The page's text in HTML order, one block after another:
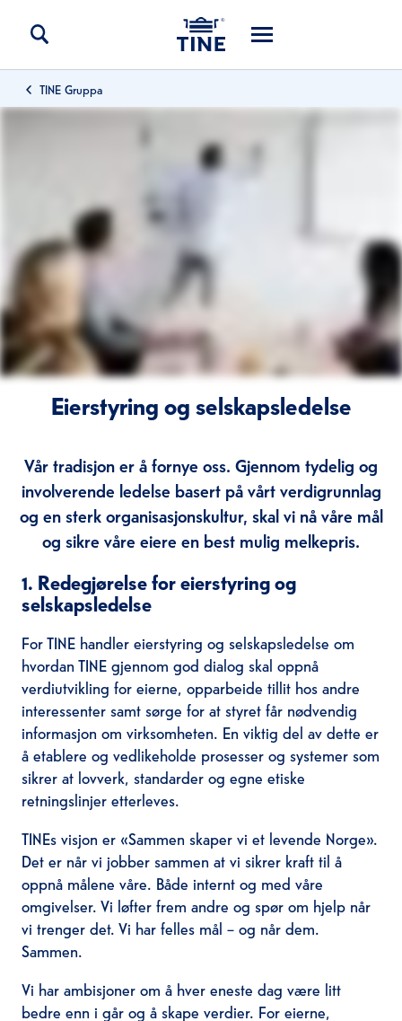
TINE Gruppa
Eierstyring og selskapsledelse
Vår tradisjon er å fornye oss. Gjennom tydelig og
involverende ledelse basert på vårt verdigrunnlag
og en sterk organisasjonskultur, skal vi nå våre mål
og sikre våre eiere en best mulig melkepris.
1. Redegjørelse for eierstyring og
selskapsledelse
For TINE handler eierstyring og selskapsledelse om
hvordan TINE gjennom god dialog skal oppnå
verdiutvikling for eierne, opparbeide tillit hos andre
interessenter samt sørge for at styret får nødvendig
informasjon om virksomheten. En viktig del av dette er
å etablere og vedlikeholde prosesser og systemer som
sikrer at lovverk, standarder og egne etiske
retningslinjer etterleves.
TINEs visjon er «Sammen skaper vi et levende Norge».
Det er når vi jobber sammen at vi sikrer kraft til å
oppnå målene våre. Både internt og med våre
omgivelser. Vi løfter frem andre og spør om hjelp når
vi trenger det. Vi har felles mål – og når dem.
Sammen.
Vi har ambisjoner om å hver eneste dag være litt
bedre enn i går og å skape verdier. For eierne,